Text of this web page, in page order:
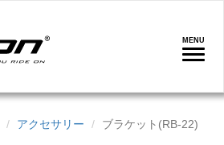
MENU
ナ
ゲ
シ
アクセサリー ブラケット(RB-22)